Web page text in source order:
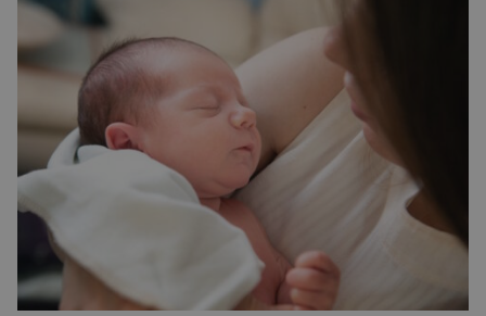
sardinky, které si může dovolit opravdu každý
„Místo toho, aby poskytovaly izolované
mononutrienty, jsou rybí konzervy kompletní
potravinou,“ říká nutriční specialista Colin
Robertson a zdůrazňuje […]